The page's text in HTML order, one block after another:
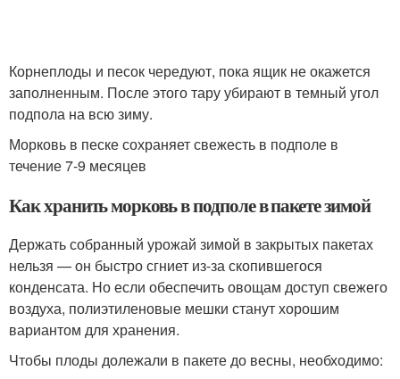
Корнеплоды и песок чередуют, пока ящик не окажется
заполненным. После этого тару убирают в темный угол
подпола на всю зиму.
Морковь в песке сохраняет свежесть в подполе в
течение 7-9 месяцев
Как хранить морковь в подполе в пакете зимой
Держать собранный урожай зимой в закрытых пакетах
нельзя — он быстро сгниет из-за скопившегося
конденсата. Но если обеспечить овощам доступ свежего
воздуха, полиэтиленовые мешки станут хорошим
вариантом для хранения.
Чтобы плоды долежали в пакете до весны, необходимо: